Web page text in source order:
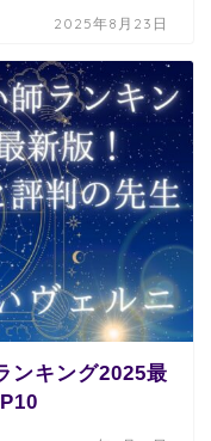
2025年8月23日
ンキング2025最